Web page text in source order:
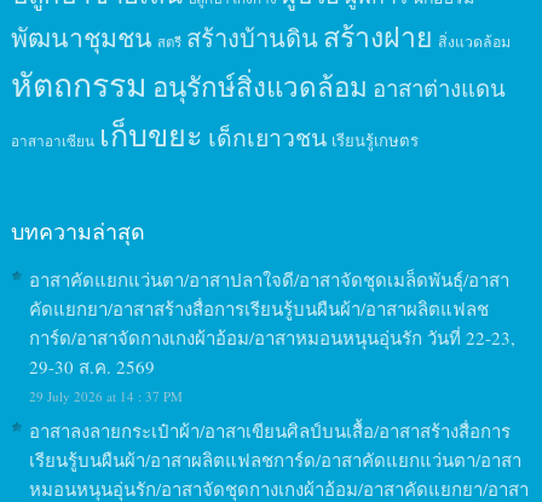
พัฒนาชุมชน สตรี สร้างบ้านดินสร้างฝาย สิ่งแวดล้อม
หัตถกรรม อนุรักษ์สิ่งแวดล้อม อาสาต่างแดน
อาสาอาเซียน เก็บขยะ เด็กเยาวชน เรียนรู้เกษตร
บทความล่าสุด
อาสาคัดแยกแว่นตา/อาสาปลาใจดี/อาสาจัดชุดเมล็ดพันธุ์/อาสา
คัดแยกยา/อาสาสร้างสื่อการเรียนรู้บนผืนผ้า/อาสาผลิตแฟลช
การ์ด/อาสาจัดกางเกงผ้าอ้อม/อาสาหมอนหนุนอุ่นรัก วันที่ 22-23,
29-30 ส.ค. 2569
29 July 2026 at 14 : 37 PM
อาสาลงลายกระเป๋าผ้า/อาสาเขียนศิลป์บนเสื้อ/อาสาสร้างสื่อการ
เรียนรู้บนผืนผ้า/อาสาผลิตแฟลชการ์ด/อาสาคัดแยกแว่นตา/อาสา
หมอนหนุนอุ่นรัก/อาสาจัดชุดกางเกงผ้าอ้อม/อาสาคัดแยกยา/อาสา